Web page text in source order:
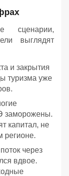
сценарии,
выглядят
и закрытия
туризма уже
заморожены.
капитал, не
регионе.
через
вдвое.